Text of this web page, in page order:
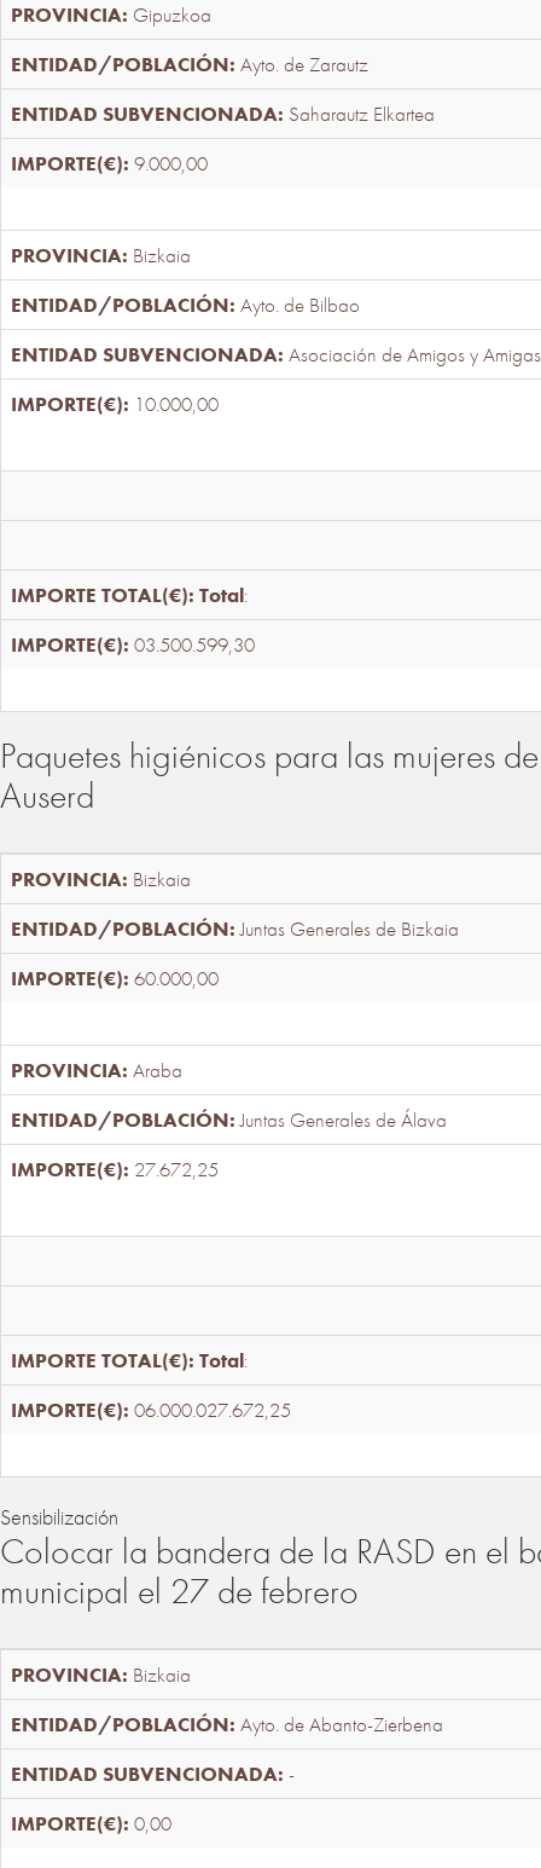
Gipuzkoa
Ayto. de Zarautz
Saharautz Elkartea
9.000,00
Bizkaia
Ayto. de Bilbao
Asociación de Amigos y
10.000,00
Total:
03.500.599,30
Paquetes higiénicos para las mujeres
Auserd
Bizkaia
Juntas Generales de Bizkaia
60.000,00
Araba
Juntas Generales de Álava
27.672,25
Total:
06.000.027.672,25
Sensibilización
Colocar la bandera de la RASD en el
municipal el 27 de febrero
Bizkaia
Ayto. de Abanto-Zierbena
-
0,00